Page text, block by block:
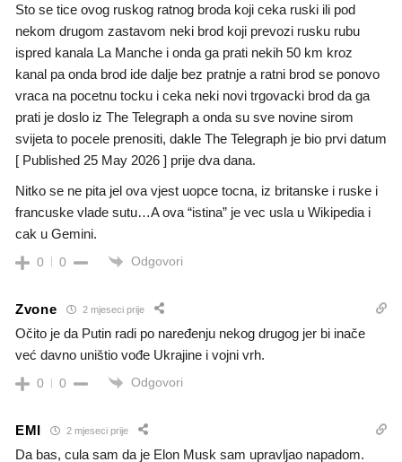
Sto se tice ovog ruskog ratnog broda koji ceka ruski ili pod
nekom drugom zastavom neki brod koji prevozi rusku rubu
ispred kanala La Manche i onda ga prati nekih 50 km kroz
kanal pa onda brod ide dalje bez pratnje a ratni brod se ponovo
vraca na pocetnu tocku i ceka neki novi trgovacki brod da ga
prati je doslo iz The Telegraph a onda su sve novine sirom
svijeta to pocele prenositi, dakle The Telegraph je bio prvi datum
[ Published 25 May 2026 ] prije dva dana.
Nitko se ne pita jel ova vjest uopce tocna, iz britanske i ruske i
francuske vlade sutu…A ova “istina” je vec usla u Wikipedia i
cak u Gemini.
0 0 Odgovori
Zvone 2 mjeseci prije
Očito je da Putin radi po naređenju nekog drugog jer bi inače
već davno uništio vođe Ukrajine i vojni vrh.
0 0 Odgovori
EMI 2 mjeseci prije
Da bas, cula sam da je Elon Musk sam upravljao napadom.